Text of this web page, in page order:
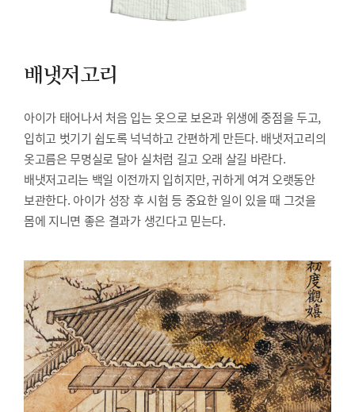
배냇저고리
아이가 태어나서 처음 입는 옷으로 보온과 위생에 중점을 두고,
입히고 벗기기 쉽도록 넉넉하고 간편하게 만든다. 배냇저고리의
옷고름은 무명실로 달아 실처럼 길고 오래 살길 바란다.
배냇저고리는 백일 이전까지 입히지만, 귀하게 여겨 오랫동안
보관한다. 아이가 성장 후 시험 등 중요한 일이 있을 때 그것을
몸에 지니면 좋은 결과가 생긴다고 믿는다.